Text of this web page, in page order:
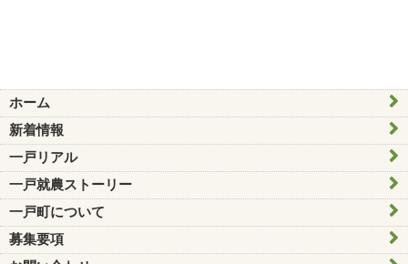
ホーム
新着情報
一戸リアル
一戸就農ストーリー
一戸町について
募集要項